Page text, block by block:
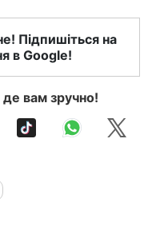
Підпишіться на
в Google!
вам зручно!